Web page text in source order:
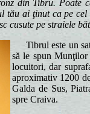
din Tibru.
tău ai ţinut ca pe
cusute pe straiele
Tibrul este un
să le spun
locuitori, dar
aproximativ 1200
Galda de Sus,
spre Craiva.